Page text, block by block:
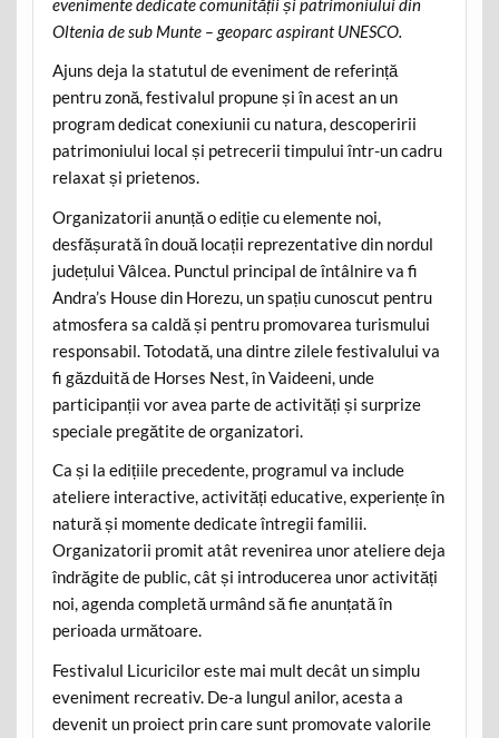
evenimente dedicate comunității și patrimoniului din
Oltenia de sub Munte – geoparc aspirant UNESCO.
Ajuns deja la statutul de eveniment de referință
pentru zonă, festivalul propune și în acest an un
program dedicat conexiunii cu natura, descoperirii
patrimoniului local și petrecerii timpului într-un cadru
relaxat și prietenos.
Organizatorii anunță o ediție cu elemente noi,
desfășurată în două locații reprezentative din nordul
județului Vâlcea. Punctul principal de întâlnire va fi
Andra’s House din Horezu, un spațiu cunoscut pentru
atmosfera sa caldă și pentru promovarea turismului
responsabil. Totodată, una dintre zilele festivalului va
fi găzduită de Horses Nest, în Vaideeni, unde
participanții vor avea parte de activități și surprize
speciale pregătite de organizatori.
Ca și la edițiile precedente, programul va include
ateliere interactive, activități educative, experiențe în
natură și momente dedicate întregii familii.
Organizatorii promit atât revenirea unor ateliere deja
îndrăgite de public, cât și introducerea unor activități
noi, agenda completă urmând să fie anunțată în
perioada următoare.
Festivalul Licuricilor este mai mult decât un simplu
eveniment recreativ. De-a lungul anilor, acesta a
devenit un proiect prin care sunt promovate valorile